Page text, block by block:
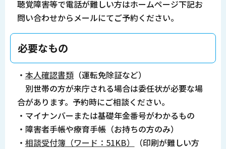
聴覚障害等で電話が難しい方はホームページ下記お
問い合わせからメールにてご予約ください。
必要なもの
・ 本人確認書類（運転免除証など）
別世帯の方が来庁される場合は委任状が必要な場
合があります。予約時にご相談ください。
・マイナンバーまたは基礎年金番号がわかるもの
・障害者手帳や療育手帳（お持ちの方のみ）
・ 相談受付簿（ワード：51KB）
（印刷が難しい方